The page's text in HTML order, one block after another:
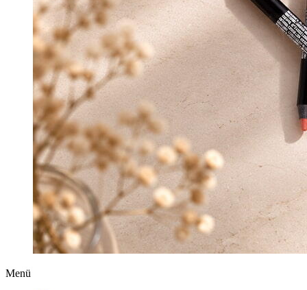
Menü